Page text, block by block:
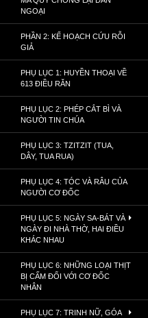
NGOẠI
PHẦN 2: KẾ HOẠCH CỨU RỖI
GIẢ
PHỤ LỤC 1: HUYỀN THOẠI VỀ
613 ĐIỀU RĂN
PHỤ LỤC 2: PHÉP CẮT BÌ VÀ
NGƯỜI TIN CHÚA
PHỤ LỤC 3: TZITZIT (TUA,
DÂY, TUA RUA)
PHỤ LỤC 4: TÓC VÀ RÂU CỦA
NGƯỜI CƠ ĐỐC
PHỤ LỤC 5: NGÀY SA-BÁT VÀ
NGÀY ĐI NHÀ THỜ, HAI ĐIỀU
KHÁC NHAU
PHỤ LỤC 6: NHỮNG LOẠI THỊT
BỊ CẤM ĐỐI VỚI CƠ ĐỐC
NHÂN
PHỤ LỤC 7: TRINH NỮ, GÓA